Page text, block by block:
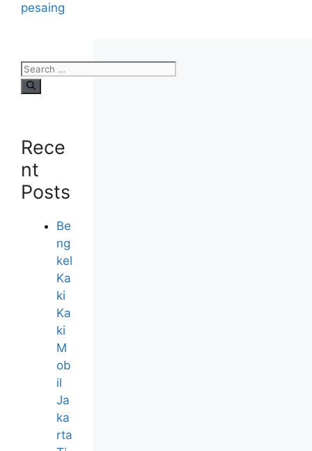
pesaing
Rece
nt
Posts
Be
ng
kel
Ka
ki
Ka
ki
M
ob
il
Ja
ka
rta